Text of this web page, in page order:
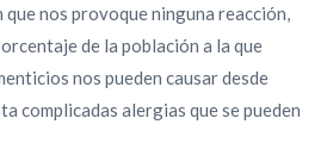
nos provoque ninguna reacción,
de la población a la que
nos pueden causar desde
complicadas alergias que se pueden